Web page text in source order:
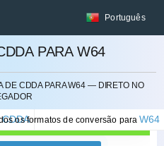
Português
PARA W64
DE CDDA PARA W64 — DIRETO NO
CDDAos formatos de conversão paraW64